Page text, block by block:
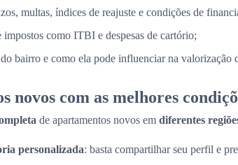
multas, índices de reajuste e condições de
impostos como ITBI e despesas de cartório;
bairro e como ela pode influenciar na valorização
novos com as melhores
de apartamentos novos em diferentes
personalizada: basta compartilhar seu perfil e